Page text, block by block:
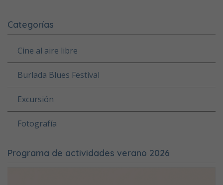
Categorías
Cine al aire libre
Burlada Blues Festival
Excursión
Fotografía
Programa de actividades verano 2026